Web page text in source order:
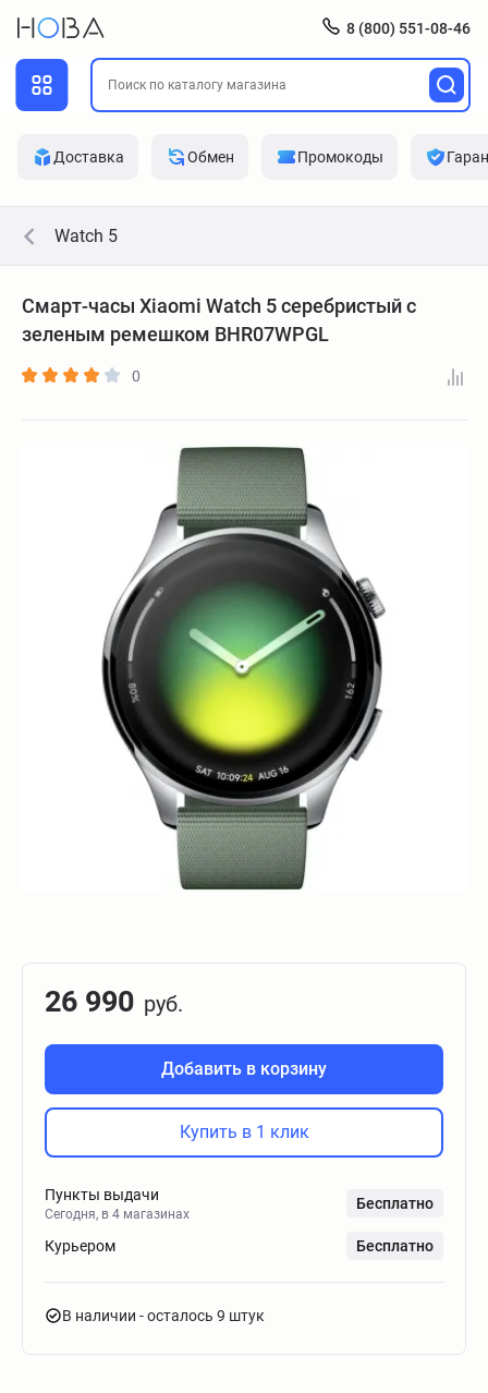
8 (800) 551-08-46
Доставка Обмен Промокоды
Watch 5
Смарт-часы Xiaomi Watch 5 серебристый с
зеленым ремешком BHR07WPGL
0
26 990 руб.
Добавить в корзину
Купить в 1 клик
Пункты выдачи
Сегодня, в 4 магазинах
Бесплатно
Курьером Бесплатно
В наличии - осталось 9 штук